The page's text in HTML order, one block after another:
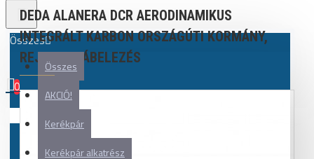
Összes
Összes
AKCIÓ!
Kerékpár
Kerékpár alkatrész
0
DEDA ALANERA DCR AERODINAMIKUS
INTEGRÁLT KARBON ORSZÁGÚTI KORMÁNY,
REJTETT KÁBELEZÉS